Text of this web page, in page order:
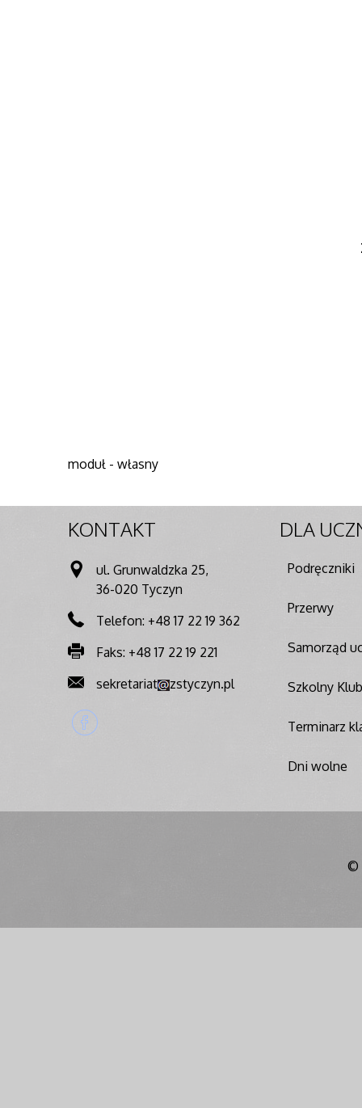
moduł - własny
KONTAKT
ul. Grunwaldzka 25,
36-020 Tyczyn
Telefon: +48 17 22 19 362
Faks: +48 17 22 19 221
sekretariat
zstyczyn.pl
DLA
Podręczniki
Przerwy
Samorząd
Szkolny
Terminarz
Dni wolne
©